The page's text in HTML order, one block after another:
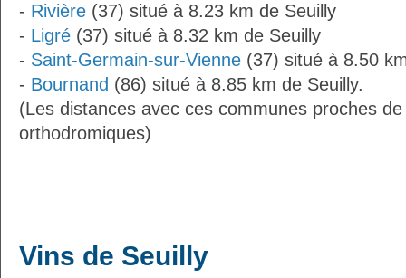
- Rivière (37) situé à 8.23 km de Seuilly
- Ligré (37) situé à 8.32 km de Seuilly
- Saint-Germain-sur-Vienne (37) situé à 8.50
- Bournand (86) situé à 8.85 km de Seuilly.
(Les distances avec ces communes proches
orthodromiques)
Vins de Seuilly